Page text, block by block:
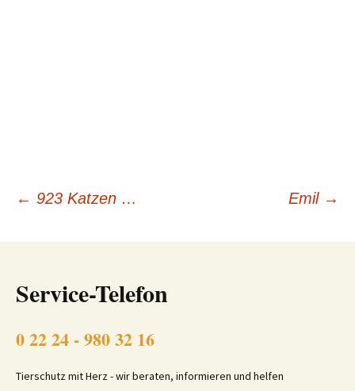
Beitragsnavigation
← 923 Katzen … Emil →
Service-Telefon
0 22 24 - 980 32 16
Tierschutz mit Herz - wir beraten, informieren und helfen